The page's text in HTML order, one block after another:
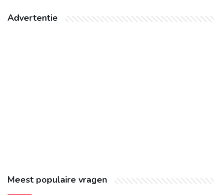
Advertentie
Meest populaire vragen